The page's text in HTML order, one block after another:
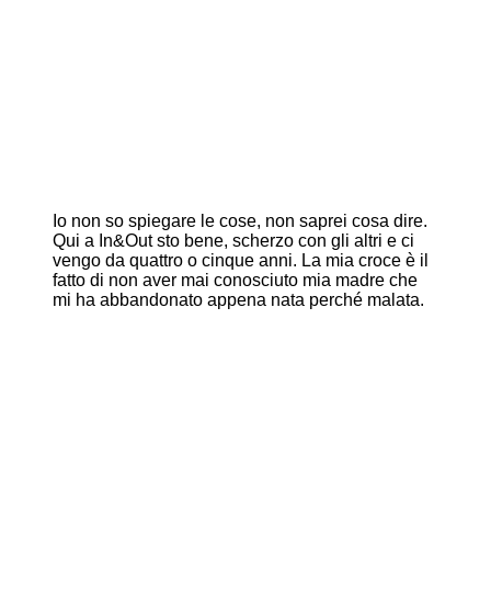
Io non so spiegare le cose, non saprei cosa dire.
Qui a In&Out sto bene, scherzo con gli altri e ci
vengo da quattro o cinque anni. La mia croce è il
fatto di non aver mai conosciuto mia madre che
mi ha abbandonato appena nata perché malata.